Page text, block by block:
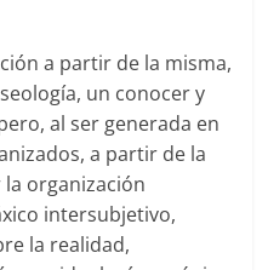
a partir de la misma,
un conocer y
al ser generada en
a partir de la
organización
intersubjetivo,
la realidad,